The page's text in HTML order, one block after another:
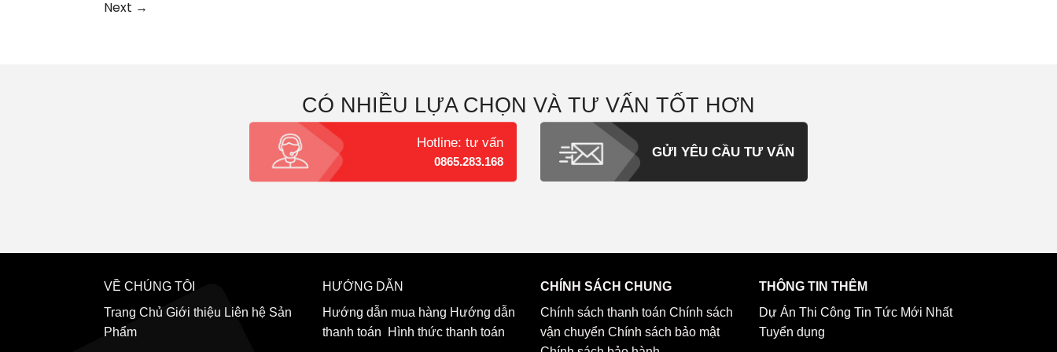
Next →
CÓ NHIỀU LỰA CHỌN VÀ TƯ VẤN TỐT HƠN
Hotline: tư vấn
0865.283.168
GỬI YÊU CẦU TƯ VẤN
VỀ CHÚNG TÔI
Trang Chủ Giới thiệu Liên hệ Sản
Phẩm
HƯỚNG DẪN
Hướng dẫn mua hàng Hướng dẫn
thanh toán
Hình thức thanh toán
CHÍNH SÁCH CHUNG
Chính sách thanh toán Chính sách
vận chuyển Chính sách bảo mật
THÔNG TIN THÊM
Dự Án Thi Công Tin Tức Mới Nhất
Tuyển dụng